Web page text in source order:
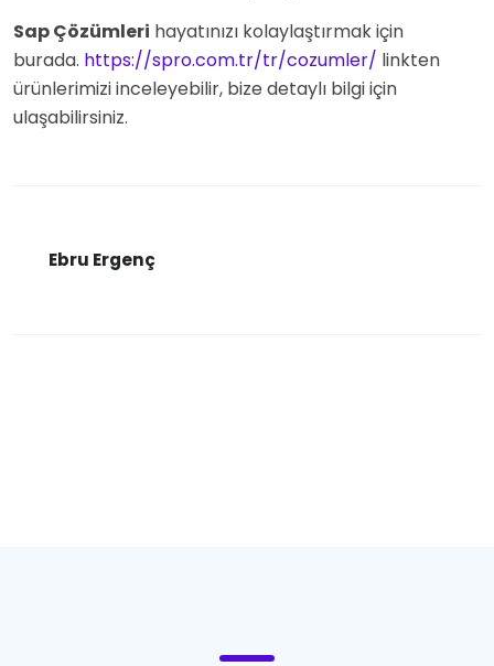
Sap Çözümleri hayatınızı kolaylaştırmak için
burada. https://spro.com.tr/tr/cozumler/ linkten
ürünlerimizi inceleyebilir, bize detaylı bilgi için
ulaşabilirsiniz.
Ebru Ergenç